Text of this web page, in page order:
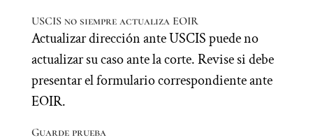
USCIS no siempre actualiza EOIR
Actualizar dirección ante USCIS puede no
actualizar su caso ante la corte. Revise si debe
presentar el formulario correspondiente ante
EOIR.
Guarde prueba